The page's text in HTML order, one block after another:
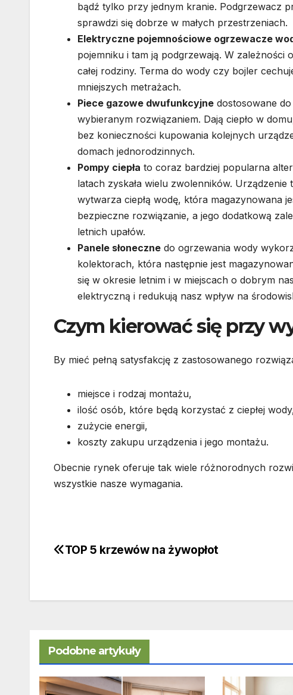
bądź tylko przy jednym kranie. Podgrzewacz
sprawdzi się dobrze w małych przestrzeniach.
Elektryczne pojemnościowe ogrzewacze
pojemniku i tam ją podgrzewają. W zależności
całej rodziny. Terma do wody czy bojler
mniejszych metrażach.
Piece gazowe dwufunkcyjne dostosowane
wybieranym rozwiązaniem. Dają ciepło w
bez konieczności kupowania kolejnych
domach jednorodzinnych.
Pompy ciepła to coraz bardziej popularna
latach zyskała wielu zwolenników.
wytwarza ciepłą wodę, która magazynowana
bezpieczne rozwiązanie, a jego dodatkową
letnich upałów.
Panele słoneczne do ogrzewania wody
kolektorach, która następnie jest
się w okresie letnim i w miejscach o dobrym
elektryczną i redukują nasz wpływ na
Czym kierować się przy
By mieć pełną satysfakcję z zastosowanego
miejsce i rodzaj montażu,
ilość osób, które będą korzystać z ciepłej
zużycie energii,
koszty zakupu urządzenia i jego montażu.
Obecnie rynek oferuje tak wiele różnorodnych
wszystkie nasze wymagania.
Nawigacja
TOP 5 krzewów na żywopłot
Podobne artykuły